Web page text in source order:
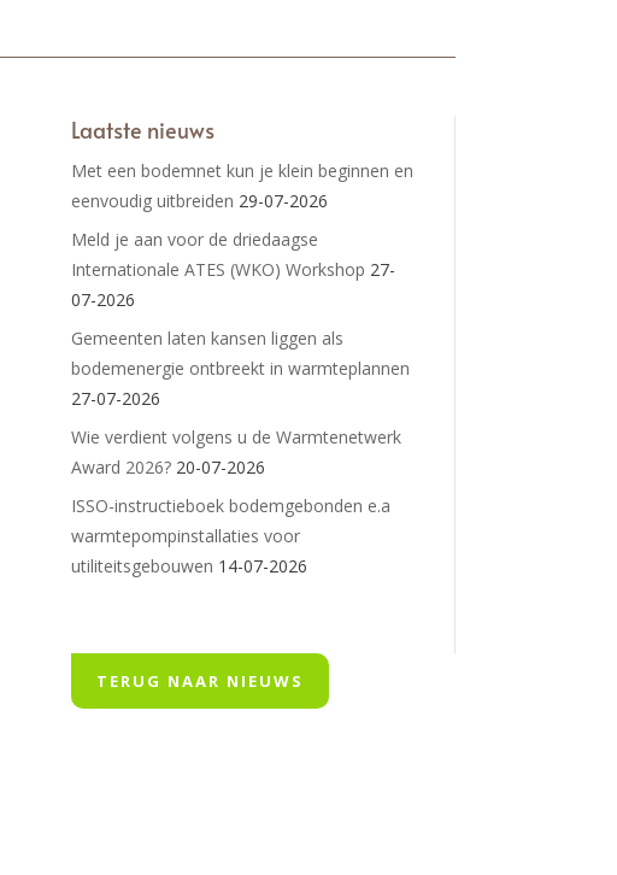
Laatste nieuws
Met een bodemnet kun je klein beginnen en
eenvoudig uitbreiden 29-07-2026
Meld je aan voor de driedaagse
Internationale ATES (WKO) Workshop 27-
07-2026
Gemeenten laten kansen liggen als
bodemenergie ontbreekt in warmteplannen
27-07-2026
Wie verdient volgens u de Warmtenetwerk
Award 2026? 20-07-2026
ISSO-instructieboek bodemgebonden e.a
warmtepompinstallaties voor
utiliteitsgebouwen 14-07-2026
TERUG NAAR NIEUWS